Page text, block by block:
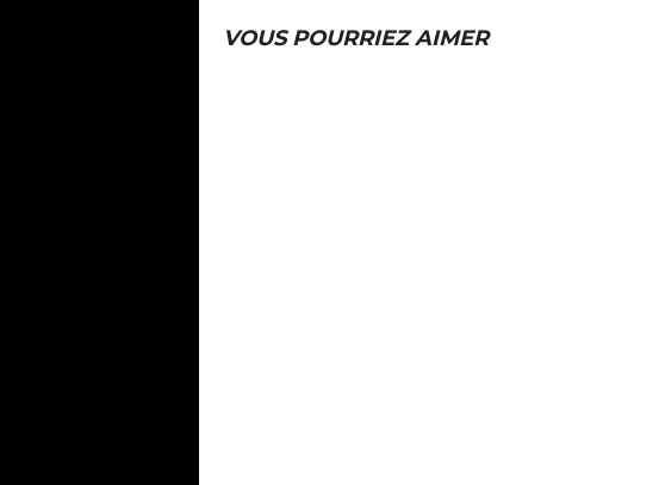
VOUS POURRIEZ AIMER